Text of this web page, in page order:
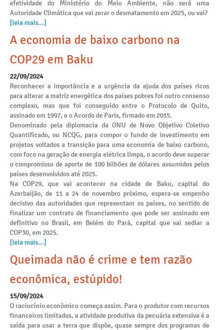
efetividade do Ministério do Meio Ambiente, não será uma
Autoridade Climática que vai zerar o desmatamento em 2025, ou vai?
[leia mais...]
A economia de baixo carbono na
COP29 em Baku
22/09/2024
Reconhecer a importância e a urgência da ajuda dos países ricos
para alterar a matriz energética dos países pobres foi outro consenso
complexo, mas que foi conseguido entre o Protocolo de Quito,
assinado em 1997, e o Acordo de Paris, firmado em 2015.
Denominado pela diplomacia da ONU de Novo Objetivo Coletivo
Quantificado, ou NCQG, para compor o fundo de investimento em
projetos voltados a transição para uma economia de baixo carbono,
com foco na geração de energia elétrica limpa, o acordo deve superar
o compromisso de aporte de 100 bilhões de dólares assumidos pelos
países desenvolvidos até 2025.
Na COP29, que vai acontecer na cidade de Baku, capital do
Azerbaijão, de 11 a 24 de novembro próximo, espera-se empenho
decisivo das autoridades que representam os países, no sentido de
finalizar um contrato de financiamento que pode ser assinado em
definitivo no Brasil, em Belém do Pará, capital que vai sediar a
COP30, em 2025.
[leia mais...]
Queimada não é crime e tem razão
econômica, estúpido!
15/09/2024
O raciocínio econômico começa assim. Para o produtor com recursos
financeiros limitados, a atividade produtiva da pecuária extensiva é a
saída para usar a terra que dispõe, quase sempre dos programas de